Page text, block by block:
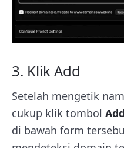
3. Klik Add
Setelah mengetik
cukup klik tombol
di bawah form